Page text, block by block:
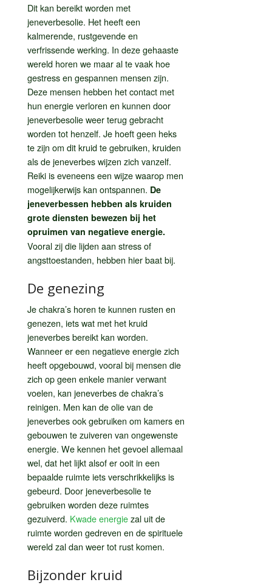
Dit kan bereikt worden met
jeneverbesolie. Het heeft een
kalmerende, rustgevende en
verfrissende werking. In deze gehaaste
wereld horen we maar al te vaak hoe
gestress en gespannen mensen zijn.
Deze mensen hebben het contact met
hun energie verloren en kunnen door
jeneverbesolie weer terug gebracht
worden tot henzelf. Je hoeft geen heks
te zijn om dit kruid te gebruiken, kruiden
als de jeneverbes wijzen zich vanzelf.
Reiki is eveneens een wijze waarop men
mogelijkerwijs kan ontspannen. De
jeneverbessen hebben als kruiden
grote diensten bewezen bij het
opruimen van negatieve energie.
Vooral zij die lijden aan stress of
angsttoestanden, hebben hier baat bij.
De genezing
Je chakra’s horen te kunnen rusten en
genezen, iets wat met het kruid
jeneverbes bereikt kan worden.
Wanneer er een negatieve energie zich
heeft opgebouwd, vooral bij mensen die
zich op geen enkele manier verwant
voelen, kan jeneverbes de chakra’s
reinigen. Men kan de olie van de
jeneverbes ook gebruiken om kamers en
gebouwen te zuiveren van ongewenste
energie. We kennen het gevoel allemaal
wel, dat het lijkt alsof er ooit in een
bepaalde ruimte iets verschrikkelijks is
gebeurd. Door jeneverbesolie te
gebruiken worden deze ruimtes
gezuiverd. Kwade energiezal uit de
ruimte worden gedreven en de spirituele
wereld zal dan weer tot rust komen.
Bijzonder kruid